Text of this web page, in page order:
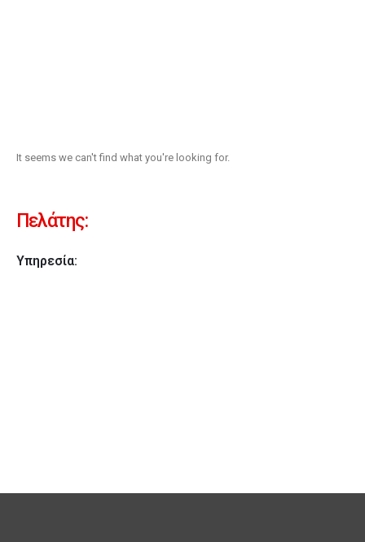
It seems we can't find what you're looking for.
Πελάτης:
Υπηρεσία: